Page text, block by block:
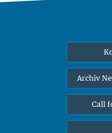
Archiv
Call